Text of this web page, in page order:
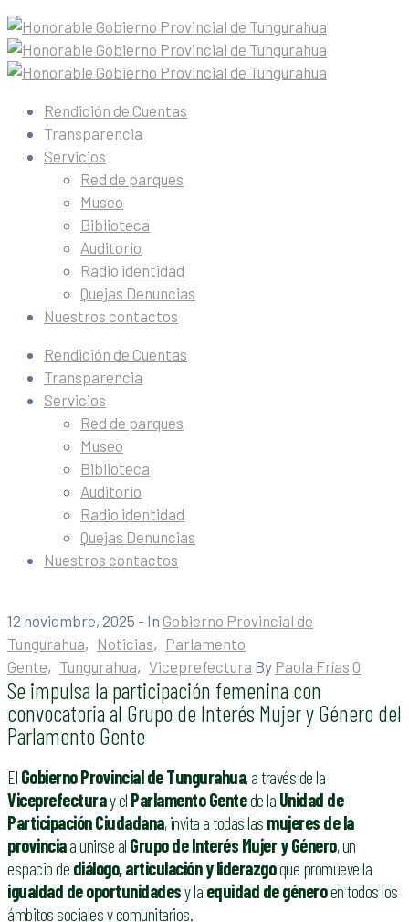
Rendición de Cuentas
Transparencia
Servicios
Red de parques
Museo
Biblioteca
Auditorio
Radio identidad
Quejas Denuncias
Nuestros contactos
Rendición de Cuentas
Transparencia
Servicios
Red de parques
Museo
Biblioteca
Auditorio
Radio identidad
Quejas Denuncias
Nuestros contactos
12 noviembre, 2025 - In Gobierno Provincial de
Tungurahua‚ Noticias‚ Parlamento
Gente‚ Tungurahua‚ Viceprefectura By Paola Frías 0
Se impulsa la participación femenina con
convocatoria al Grupo de Interés Mujer y Género del
Parlamento Gente
El Gobierno Provincial de Tungurahua, a través de la
Viceprefecturay el Parlamento Gentede la Unidad de
Participación Ciudadana, invita a todas las mujeres de la
provinciaa unirse al Grupo de Interés Mujer y Género, un
espacio de diálogo, articulación y liderazgoque promueve la
igualdad de oportunidadesy la equidad de géneroen todos los
ámbitos sociales y comunitarios.